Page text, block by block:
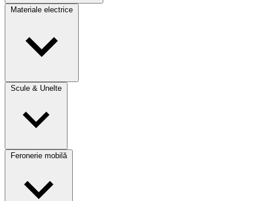
Materiale electrice
Scule & Unelte
Feronerie mobilă